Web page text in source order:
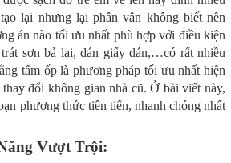
lại nhưng lại phân vân không biết nên
án nào tối ưu nhất phù hợp với điều kiện
sơn bả lại, dán giấy dán,…có rất nhiều
tấm ốp là phương pháp tối ưu nhất hiện
đổi không gian nhà cũ. Ở bài viết này,
phương thức tiên tiến, nhanh chóng nhất
Vượt Trội: